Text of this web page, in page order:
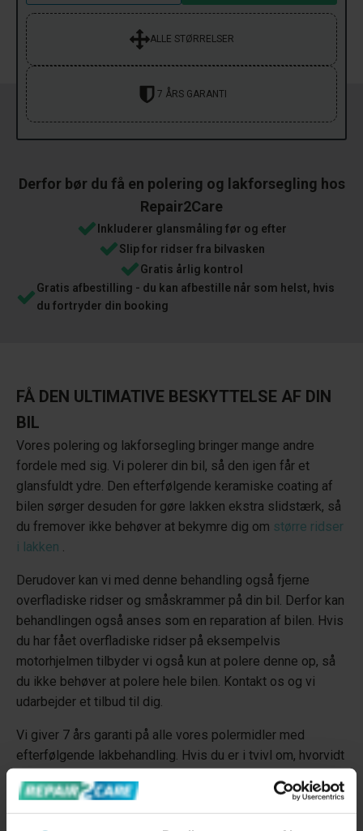
ALLE STØRRELSER
7 ÅRS GARANTI
Derfor bør du få en polering og lakforsegling hos
Repair2Care
Inkluderer glansmåling før og efter
Slip for ridser fra bilvasken
Gratis årlig kontrol
Gratis afbestilling - du kan afbestille når som helst, hvis
du fortryder din booking
FÅ DEN ULTIMATIVE BESKYTTELSE AF DIN
BIL
Vores polering og lakforsegling bringer mange andre
fordele med sig. Vi polerer din bil, så den igen får et
glansfuldt ydre. Den efterfølgende keramiske coating af
bilen sørger desuden for gøre lakken ekstra slidstærk, så
du fremover ikke behøver at bekymre dig om større ridser
i lakken .
Derudover kan vi med denne behandling også fjerne
overfladiske ridser og småskrammer på din bil. Derfor kan
behandlingen også anses som en reparation af bilen. Hvis
du har fået overfladiske ridser på eksempelvis
motorhjelmen tilbyder vi også kun at polere denne op, så
du ikke behøver at polere hele bilen. Kontakt os og vi
udarbejder et tilbud til dig.
Vi giver 7 års garanti på alle vores polermidler med
efterfølgende lakbehandling. Hvis du er i tvivl om, hvorvidt
samlet5 tegn på, at din bil trænger til at blive poleret.